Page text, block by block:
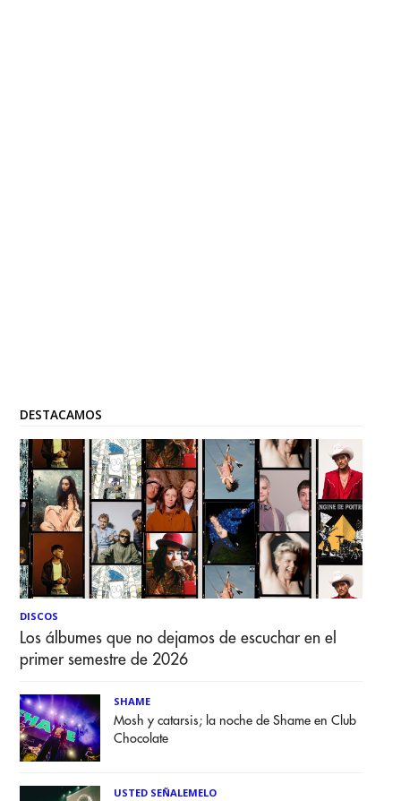
DESTACAMOS
DISCOS
Los álbumes que no dejamos de escuchar en el
primer semestre de 2026
SHAME
Mosh y catarsis; la noche de Shame en Club
Chocolate
USTED SEÑALEMELO